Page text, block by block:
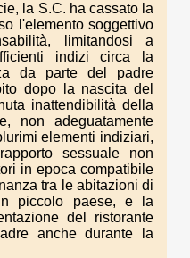
la S.C. ha cassato la
l'elemento soggettivo
limitandosi a
indizi circa la
da parte del padre
dopo la nascita del
inattendibilità della
non adeguatamente
elementi indiziari,
sessuale non
in epoca compatibile
tra le abitazioni di
piccolo paese, e la
del ristorante
anche durante la